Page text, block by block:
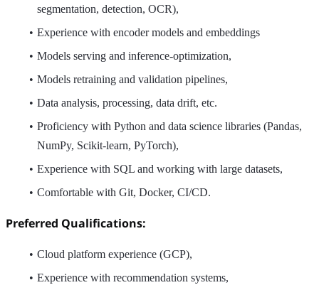
segmentation, detection, OCR),
Experience with encoder models and embeddings
Models serving and inference-optimization,
Models retraining and validation pipelines,
Data analysis, processing, data drift, etc.
Proficiency with Python and data science libraries (Pandas,
NumPy, Scikit-learn, PyTorch),
Experience with SQL and working with large datasets,
Comfortable with Git, Docker, CI/CD.
Preferred Qualifications:
Cloud platform experience (GCP),
Experience with recommendation systems,